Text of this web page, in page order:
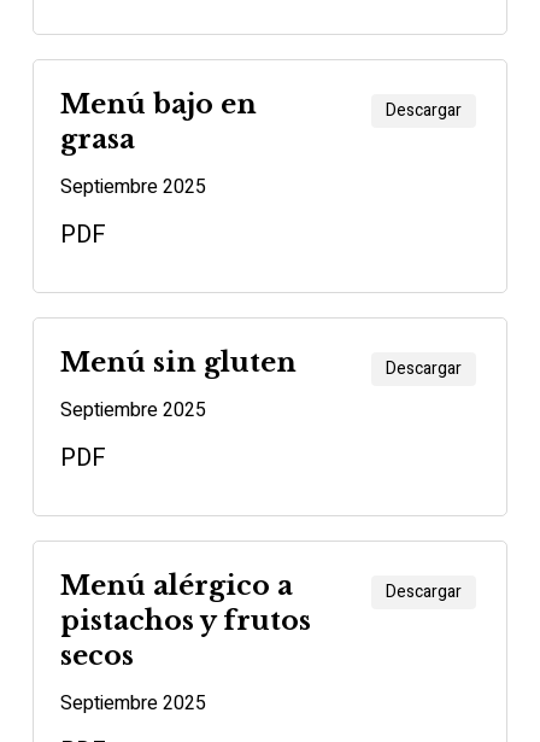
Menú bajo en
grasa
Septiembre 2025
PDF
Descargar
Menú sin gluten
Septiembre 2025
PDF
Descargar
Menú alérgico a
pistachos y frutos
secos
Septiembre 2025
Descargar